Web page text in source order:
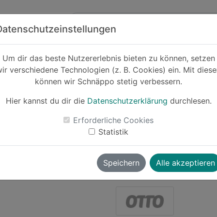
Um dir das beste Nutzererlebnis bieten zu können, setzen
verschiedene Technologien (z. B. Cookies) ein. Mit
können wir Schnäppo stetig verbessern.
Hier kannst du dir die Datenschutzerklärung durchlesen.
Erforderliche Cookies
Statistik
Speichern Alle akzeptieren
-17%
Roborock